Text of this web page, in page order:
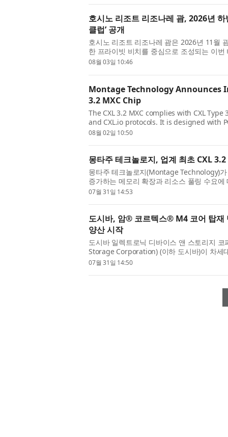
호시노 리조트 리조나레 괌, 2026년
클럽’ 공개
호시노 리조트 리조나레 괌은 2026년 11월
한 프라이빗 비치를 중심으로 조성되는 이
화를 경험할 수 있는 다양한 콘텐츠를 ...
08월 03일 10:46
Montage Technology Announces
3.2 MXC Chip
The CXL 3.2 MXC complies with CXL
and CXL.io protocols. It is designed with
delivering data transfer rates of up to 64
08월 02일 10:50
몽타주 테크놀로지, 업계 최초 CXL
몽타주 테크놀로지(Montage Technology)
증가하는 메모리 확장과 리소스 풀링 수요
컨트롤러(MXC) 칩의 업계 최초 시험 생산...
07월 31일 14:53
도시바, 암® 코르텍스® M4 코어 탑재
양산 시작
도시바 일렉트로닉 디바이스 앤 스토리지
Storage Corporation) (이하 도시바)이 차세
부동 소수점 유닛(FPU)이 내장된 소형 마이...
07월 31일 14:50